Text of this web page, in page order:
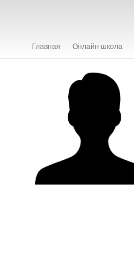
Главная Онлайн школа